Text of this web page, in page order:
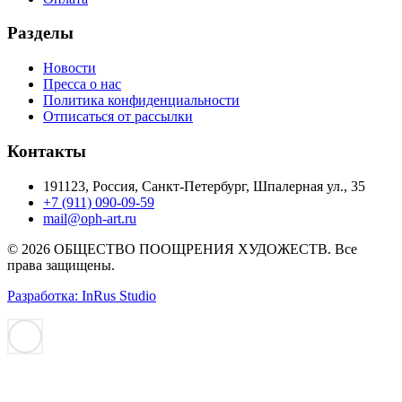
Разделы
Новости
Пресса о нас
Политика конфиденциальности
Отписаться от рассылки
Контакты
191123, Россия, Санкт-Петербург, Шпалерная ул., 35
+7 (911) 090-09-59
mail@oph-art.ru
© 2026 ОБЩЕСТВО ПООЩРЕНИЯ ХУДОЖЕСТВ. Все
права защищены.
Разработка: InRus Studio